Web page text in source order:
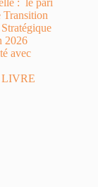
Transition
2026
avec
LIVRE